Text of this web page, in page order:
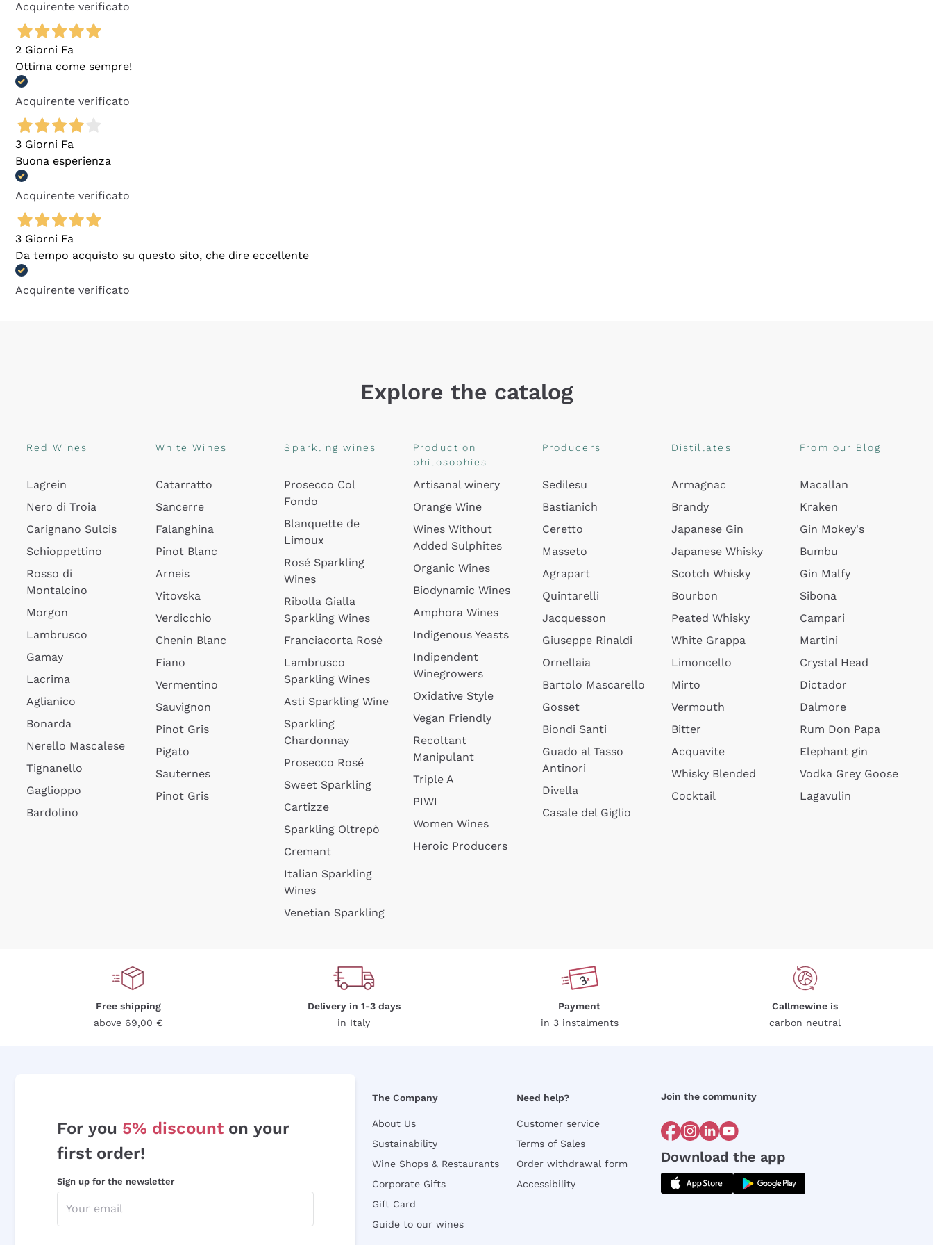
Acquirente verificato
2 Giorni Fa
Ottima come sempre!
Acquirente verificato
3 Giorni Fa
Buona esperienza
Acquirente verificato
3 Giorni Fa
Da tempo acquisto su questo sito, che dire eccellente
Acquirente verificato
Explore the catalog
Red Wines
Lagrein
Nero di Troia
Carignano Sulcis
Schioppettino
Rosso di
Montalcino
Morgon
Lambrusco
Gamay
Lacrima
Aglianico
Bonarda
Nerello Mascalese
Tignanello
Gaglioppo
Bardolino
White Wines
Catarratto
Sancerre
Falanghina
Pinot Blanc
Arneis
Vitovska
Verdicchio
Chenin Blanc
Fiano
Vermentino
Sauvignon
Pinot Gris
Pigato
Sauternes
Pinot Gris
Sparkling wines
Prosecco Col
Fondo
Blanquette de
Limoux
Rosé Sparkling
Wines
Ribolla Gialla
Sparkling Wines
Franciacorta Rosé
Lambrusco
Sparkling Wines
Asti Sparkling Wine
Sparkling
Chardonnay
Prosecco Rosé
Sweet Sparkling
Cartizze
Sparkling Oltrepò
Cremant
Italian Sparkling
Wines
Venetian Sparkling
Production
philosophies
Artisanal winery
Orange Wine
Wines Without
Added Sulphites
Organic Wines
Biodynamic Wines
Amphora Wines
Indigenous Yeasts
Indipendent
Winegrowers
Oxidative Style
Vegan Friendly
Recoltant
Manipulant
Triple A
PIWI
Women Wines
Heroic Producers
Producers
Sedilesu
Bastianich
Ceretto
Masseto
Agrapart
Quintarelli
Jacquesson
Giuseppe Rinaldi
Ornellaia
Bartolo Mascarello
Gosset
Biondi Santi
Guado al Tasso
Antinori
Divella
Casale del Giglio
Distillates
Armagnac
Brandy
Japanese Gin
Japanese Whisky
Scotch Whisky
Bourbon
Peated Whisky
White Grappa
Limoncello
Mirto
Vermouth
Bitter
Acquavite
Whisky Blended
Cocktail
From our Blog
Macallan
Kraken
Gin Mokey's
Bumbu
Gin Malfy
Sibona
Campari
Martini
Crystal Head
Dictador
Dalmore
Rum Don Papa
Elephant gin
Vodka Grey Goose
Lagavulin
Free shipping
above 69,00 €
Delivery in 1-3 days
in Italy
Payment
in 3 instalments
Callmewine is
carbon neutral
For you 5% discount on your
first order!
Sign up for the newsletter
The Company
About Us
Sustainability
Wine Shops & Restaurants
Corporate Gifts
Gift Card
Guide to our wines
Need help?
Customer service
Terms of Sales
Order withdrawal form
Accessibility
Join the community
Download the app